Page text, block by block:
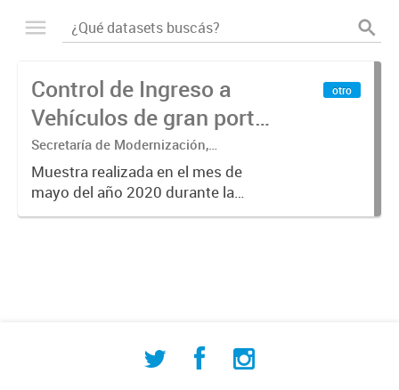
Control de Ingreso a
Vehículos de gran porte
2020
Secretaría de Modernización,
Innovación, Desarrollo Tecnológico y
Educación - Dirección de Industria -
Departamento Municipal de
Estadísticas
Muestra realizada en el mes de
mayo del año 2020 durante la
semana del 11 al 16 del mismo
otro